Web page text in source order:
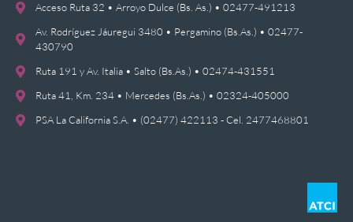
Acceso Ruta 32 • Arroyo Dulce (Bs. As.) • 02477-491213
Av. Rodríguez Jáuregui 3480 • Pergamino (Bs.As.) • 02477-
430790
Ruta 191 y Av. Italia • Salto (Bs.As.) • 02474-431551
Ruta 41, Km. 234 • Mercedes (Bs.As.) • 02324-405000
PSA La California S.A. • (02477) 422113 - Cel. 2477468801